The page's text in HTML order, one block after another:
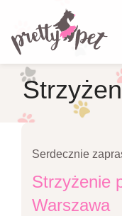
Serdecznie
Strzyżenie
Warszawa
NOWOŚĆ!Usuwanie
Dotyczy